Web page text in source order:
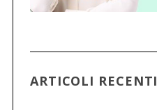
ARTICOLI RECENTI